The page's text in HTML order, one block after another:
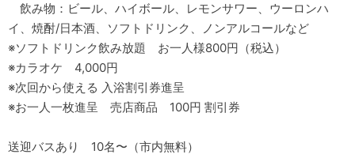
飲み物：ビール、ハイボール、レモンサワー、ウーロンハ
イ、焼酎/日本酒、ソフトドリンク、ノンアルコールなど
※ソフトドリンク飲み放題 お一人様800円（税込）
※カラオケ 4,000円
※次回から使える 入浴割引券進呈
※お一人一枚進呈 売店商品 100円 割引券
送迎バスあり 10名〜（市内無料）